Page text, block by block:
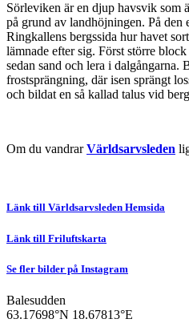
Sörleviken är en djup havsvik som
på grund av landhöjningen. På den
Ringkallens bergssida hur havet
lämnade efter sig. Först större
sedan sand och lera i dalgångarna.
frostsprängning, där isen sprängt
och bildat en så kallad talus vid
Om du vandrarVärldsarvsleden
Länk till Världsarvsleden Hemsida
Länk till Friluftskarta
Se fler bilder på Instagram
Balesudden
63.17698°N 18.67813°E